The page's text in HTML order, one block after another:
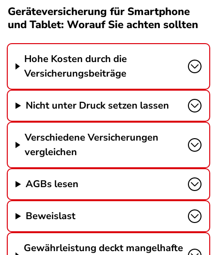
Geräteversicherung für Smartphone
und Tablet: Worauf Sie achten sollten
Hohe Kosten durch die
Versicherungsbeiträge
Nicht unter Druck setzen lassen
Verschiedene Versicherungen
vergleichen
AGBs lesen
Beweislast
Gewährleistung deckt mangelhafte